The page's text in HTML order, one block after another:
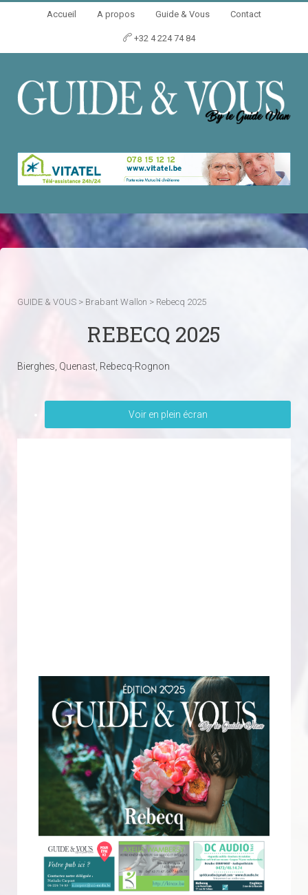
Accueil A propos Guide & Vous Contact
+32 4 224 74 84
GUIDE & VOUS > Brabant Wallon > Rebecq 2025
REBECQ 2025
Bierghes, Quenast, Rebecq-Rognon
Voir en plein écran